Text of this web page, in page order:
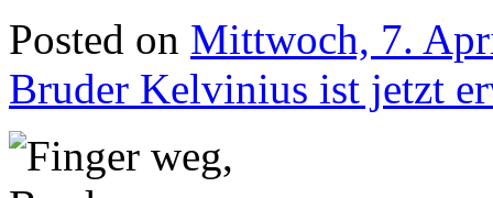
Posted on Mittwoch, 7.
Bruder Kelvinius ist jetzt